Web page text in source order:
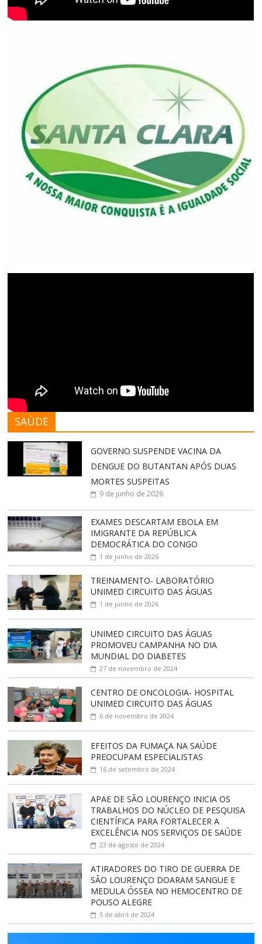
SAÚDE
GOVERNO SUSPENDE VACINA DA
DENGUE DO BUTANTAN APÓS DUAS
MORTES SUSPEITAS
9 de junho de 2026
EXAMES DESCARTAM EBOLA EM
IMIGRANTE DA REPÚBLICA
DEMOCRÁTICA DO CONGO
1 de junho de 2026
TREINAMENTO- LABORATÓRIO
UNIMED CIRCUITO DAS ÁGUAS
1 de junho de 2026
UNIMED CIRCUITO DAS ÁGUAS
PROMOVEU CAMPANHA NO DIA
MUNDIAL DO DIABETES
27 de novembro de 2024
CENTRO DE ONCOLOGIA- HOSPITAL
UNIMED CIRCUITO DAS ÁGUAS
6 de novembro de 2024
EFEITOS DA FUMAÇA NA SAÚDE
PREOCUPAM ESPECIALISTAS
16 de setembro de 2024
APAE DE SÃO LOURENÇO INICIA OS
TRABALHOS DO NÚCLEO DE PESQUISA
CIENTÍFICA PARA FORTALECER A
EXCELÊNCIA NOS SERVIÇOS DE SAÚDE
23 de agosto de 2024
ATIRADORES DO TIRO DE GUERRA DE
SÃO LOURENÇO DOARAM SANGUE E
MEDULA ÓSSEA NO HEMOCENTRO DE
POUSO ALEGRE
5 de abril de 2024